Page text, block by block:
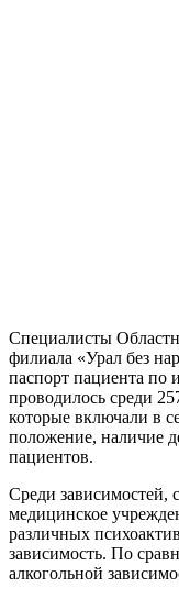
Специалисты
филиала «Урал без
паспорт пациента по
проводилось среди
которые включали в
положение, наличие
пациентов.
Среди зависимостей,
медицинское
различных
зависимость. По
алкогольной